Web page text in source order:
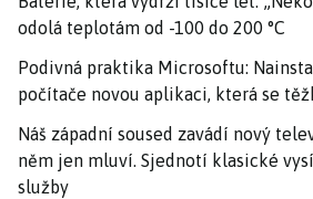
odolá teplotám od -100 do 200 °C
Podivná praktika Microsoftu:
počítače novou aplikaci, která se
Náš západní soused zavádí nový
něm jen mluví. Sjednotí klasické
služby